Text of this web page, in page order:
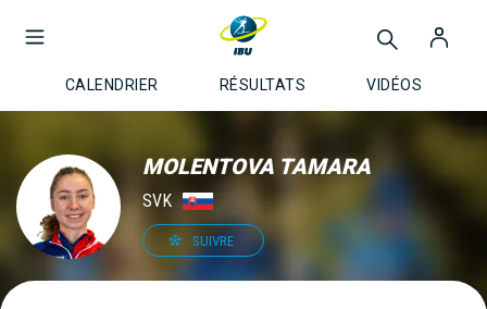
CALENDRIER RÉSULTATS VIDÉOS
MOLENTOVA TAMARA
SVK
SUIVRE